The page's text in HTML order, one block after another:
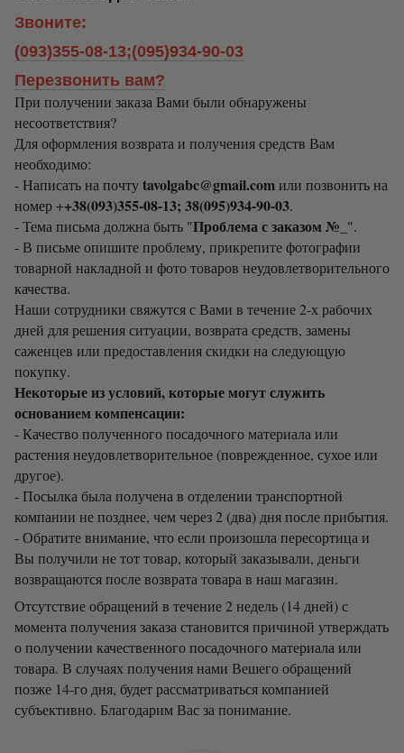
Звоните:
(093)355-08-13;(095)934-90-03
Перезвонить вам?
При получении заказа Вами были обнаружены
несоответствия?
Для оформления возврата и получения средств Вам
необходимо:
- Написать на почтуtavolgabc@gmail.comили позвонить на
номер ++38(093)355-08-13; 38(095)934-90-03.
- Тема письма должна быть "Проблема с заказом №_ ".
- В письме опишите проблему, прикрепите фотографии
товарной накладной и фото товаров неудовлетворительного
качества.
Наши сотрудники свяжутся с Вами в течение 2-х рабочих
дней для решения ситуации, возврата средств, замены
саженцев или предоставления скидки на следующую
покупку.
Некоторые из условий, которые могут служить
основанием компенсации:
- Качество полученного посадочного материала или
растения неудовлетворительное (поврежденное, сухое или
другое).
- Посылка была получена в отделении транспортной
компании не позднее, чем через 2 (два) дня после прибытия.
- Обратите внимание, что если произошла пересортица и
Вы получили не тот товар, который заказывали, деньги
возвращаются после возврата товара в наш магазин.
Отсутствие обращений в течение 2 недель (14 дней) с
момента получения заказа становится причиной утверждать
о получении качественного посадочного материала или
товара. В случаях получения нами Вешего обращений
позже 14-го дня, будет рассматриваться компанией
субъективно. Благодарим Вас за понимание.